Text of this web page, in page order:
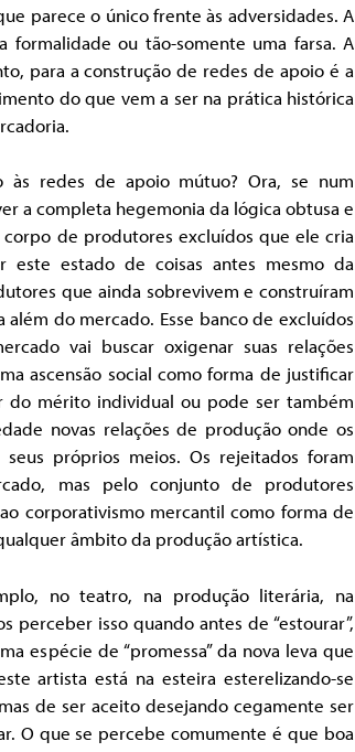
parece o único frente às adversidades. A
formalidade ou tão-somente uma farsa. A
para a construção de redes de apoio é a
do que vem a ser na prática histórica
às redes de apoio mútuo? Ora, se num
a completa hegemonia da lógica obtusa e
de produtores excluídos que ele cria
este estado de coisas antes mesmo da
que ainda sobrevivem e construíram
do mercado. Esse banco de excluídos
vai buscar oxigenar suas relações
ascensão social como forma de justificar
do mérito individual ou pode ser também
novas relações de produção onde os
próprios meios. Os rejeitados foram
mas pelo conjunto de produtores
corporativismo mercantil como forma de
âmbito da produção artística.
no teatro, na produção literária, na
perceber isso quando antes de “estourar”,
espécie de “promessa” da nova leva que
artista está na esteira esterelizando-se
de ser aceito desejando cegamente ser
O que se percebe comumente é que boa